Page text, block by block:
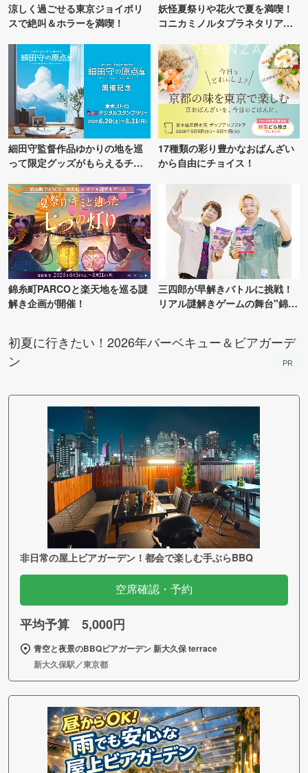
涼しく過ごせる東京ジョイポリ
スで絶叫＆ホラーを満喫！
妖怪夏祭りや花火で夏を満喫！
コニカミノルタプラネタリア
細田守監督作品ゆかりの地を巡
って限定グッズがもらえるチャ
17種類の彩り豊かなおばんざい
から自由にチョイス！
錦糸町PARCOと楽天地を巡る謎
解き企画が開催！
三四郎が早解きバトルに挑戦！
リアル謎解きゲームの舞台"錦糸
初夏に行きたい！2026年バーベキュー＆ビアガーデ
ン
PR
非日常の屋上ビアガーデン！都会で楽しむ手ぶらBBQ
空席確認・予約
平均予算 5,000円
青空と夜景のBBQビアガーデン 新大久保 terrace
新大久保駅／東京都